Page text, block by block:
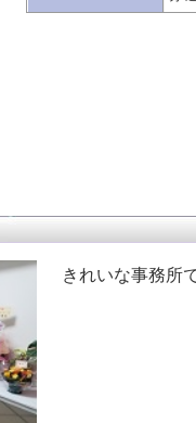
きれいな事務所